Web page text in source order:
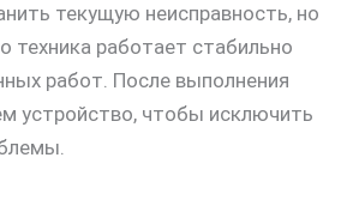
текущую неисправность, но
техника работает стабильно
работ. После выполнения
устройство, чтобы исключить